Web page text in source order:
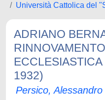
Università Cattolica del
ADRIANO
1932)
Persico, Alessandro